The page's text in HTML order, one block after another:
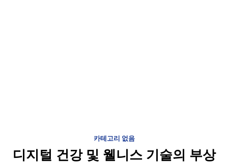
카테고리 없음
디지털 건강 및 웰니스 기술의 부상